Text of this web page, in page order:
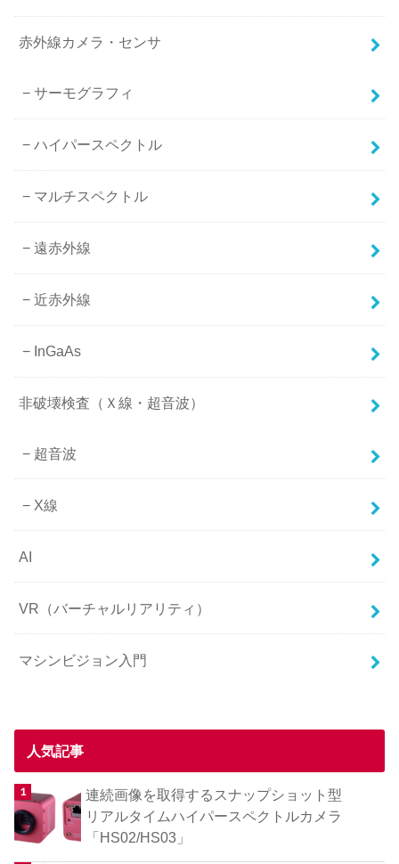
赤外線カメラ・センサ
サーモグラフィ
ハイパースペクトル
マルチスペクトル
遠赤外線
近赤外線
InGaAs
非破壊検査（Ｘ線・超音波）
超音波
X線
AI
VR（バーチャルリアリティ）
マシンビジョン入門
人気記事
連続画像を取得するスナップショット型
リアルタイムハイパースペクトルカメラ
「HS02/HS03」